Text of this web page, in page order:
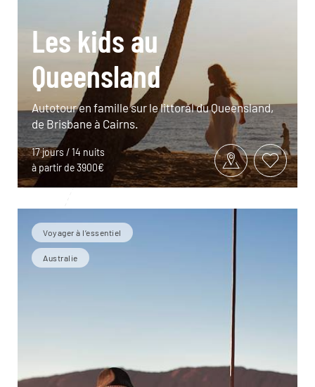
Les kids au
Queensland
Autotour en famille sur le littoral du Queensland,
de Brisbane à Cairns.
17 jours / 14 nuits
à partir de 3900€
Voyager à l’essentiel
Australie